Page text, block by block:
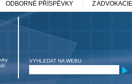
ODBORNÉ PŘÍSPĚVKY Z ADVOKACIE
VYHLEDAT NA WEBU